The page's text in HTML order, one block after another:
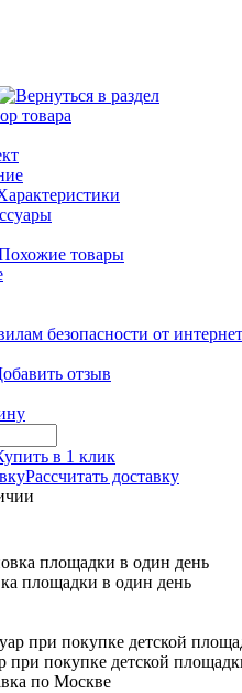
отзыв
в 1 клик
Рассчитать доставку
площадки в один день
при покупке детской